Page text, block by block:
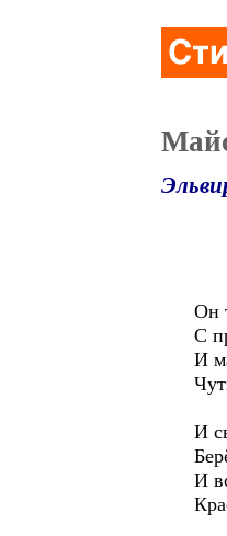
Он
С
И
И
И